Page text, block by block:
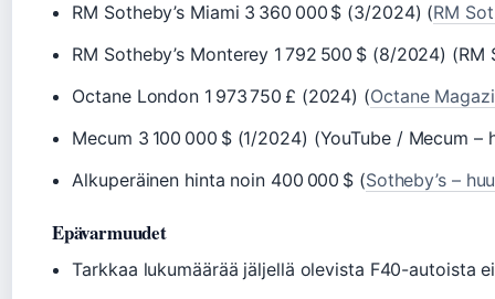
RM Sotheby’s Miami 3 360 000 $ (3/2024) (RM
RM Sotheby’s Monterey 1 792 500 $ (8/2024)
Octane London 1 973 750 £ (2024) (Octane
Mecum 3 100 000 $ (1/2024) (YouTube / Mecum –
Alkuperäinen hinta noin 400 000 $ (Sotheby’s –
Epävarmuudet
Tarkkaa lukumäärää jäljellä olevista F40-autoista